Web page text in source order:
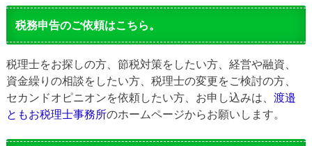
税務申告のご依頼はこちら。
税理士をお探しの方、節税対策をしたい方、経営や融資、
資金繰りの相談をしたい方、税理士の変更をご検討の方、
セカンドオピニオンを依頼したい方、お申し込みは、 渡邉
ともお税理士事務所のホームページからお願いします。